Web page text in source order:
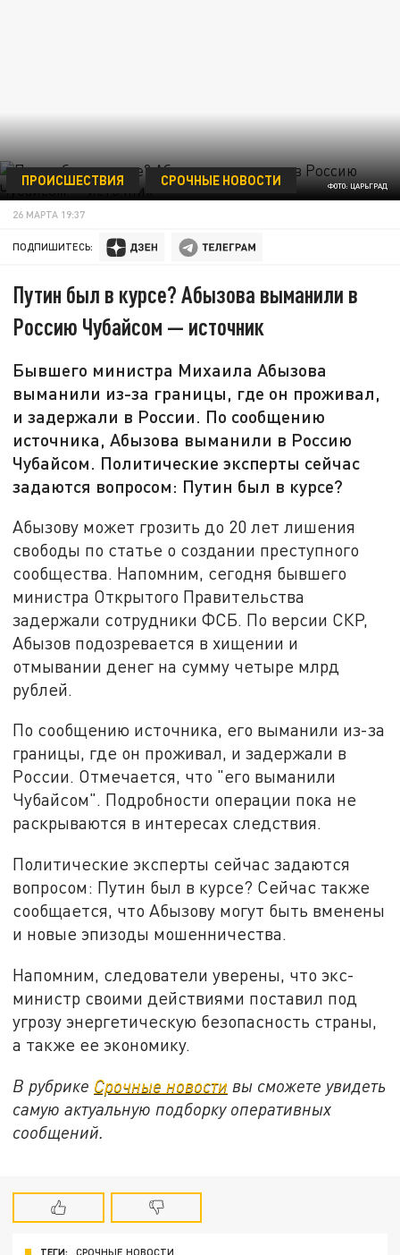
ФОТО: ЦАРЬГРАД
ПРОИСШЕСТВИЯ СРОЧНЫЕ НОВОСТИ
26 МАРТА 19:37
ПОДПИШИТЕСЬ:
Путин был в курсе? Абызова выманили в
Россию Чубайсом — источник
Бывшего министра Михаила Абызова
выманили из-за границы, где он проживал,
и задержали в России. По сообщению
источника, Абызова выманили в Россию
Чубайсом. Политические эксперты сейчас
задаются вопросом: Путин был в курсе?
Абызову может грозить до 20 лет лишения
свободы по статье о создании преступного
сообщества. Напомним, сегодня бывшего
министра Открытого Правительства
задержали сотрудники ФСБ. По версии СКР,
Абызов подозревается в хищении и
отмывании денег на сумму четыре млрд
рублей.
По сообщению источника, его выманили из-за
границы, где он проживал, и задержали в
России. Отмечается, что "его выманили
Чубайсом". Подробности операции пока не
раскрываются в интересах следствия.
Политические эксперты сейчас задаются
вопросом: Путин был в курсе? Сейчас также
сообщается, что Абызову могут быть вменены
и новые эпизоды мошенничества.
Напомним, следователи уверены, что экс-
министр своими действиями поставил под
угрозу энергетическую безопасность страны,
а также ее экономику.
В рубрике Срочные новости вы сможете увидеть
самую актуальную подборку оперативных
сообщений.
ТЕГИ: СРОЧНЫЕ НОВОСТИ